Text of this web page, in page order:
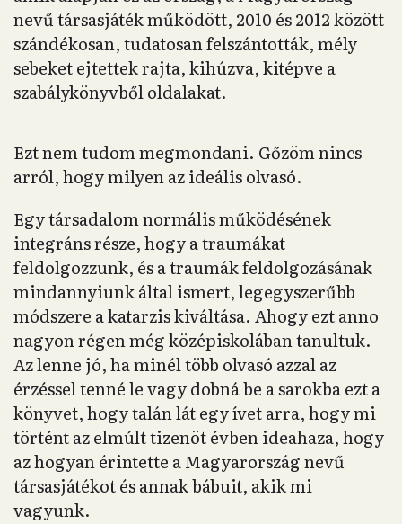
nevű társasjáték működött, 2010 és 2012 között
szándékosan, tudatosan felszántották, mély
sebeket ejtettek rajta, kihúzva, kitépve a
szabálykönyvből oldalakat.
Ezt nem tudom megmondani. Gőzöm nincs
arról, hogy milyen az ideális olvasó.
Egy társadalom normális működésének
integráns része, hogy a traumákat
feldolgozzunk, és a traumák feldolgozásának
mindannyiunk által ismert, legegyszerűbb
módszere a katarzis kiváltása. Ahogy ezt anno
nagyon régen még középiskolában tanultuk.
Az lenne jó, ha minél több olvasó azzal az
érzéssel tenné le vagy dobná be a sarokba ezt a
könyvet, hogy talán lát egy ívet arra, hogy mi
történt az elmúlt tizenöt évben ideahaza, hogy
az hogyan érintette a Magyarország nevű
társasjátékot és annak bábuit, akik mi
vagyunk.